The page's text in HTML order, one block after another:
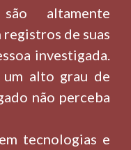
altamente
de suas
investigada.
alto grau de
não perceba
tecnologias e